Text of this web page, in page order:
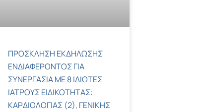
ΠΡΟΣΚΛΗΣΗ ΕΚΔΗΛΩΣΗΣ
ΕΝΔΙΑΦΕΡΟΝΤΟΣ ΓΙΑ
ΣΥΝΕΡΓΑΣΙΑ ΜΕ 8 ΙΔΙΩΤΕΣ
ΙΑΤΡΟΥΣ ΕΙΔΙΚΟΤΗΤΑΣ:
ΚΑΡΔΙΟΛΟΓΙΑΣ (2), ΓΕΝΙΚΗΣ